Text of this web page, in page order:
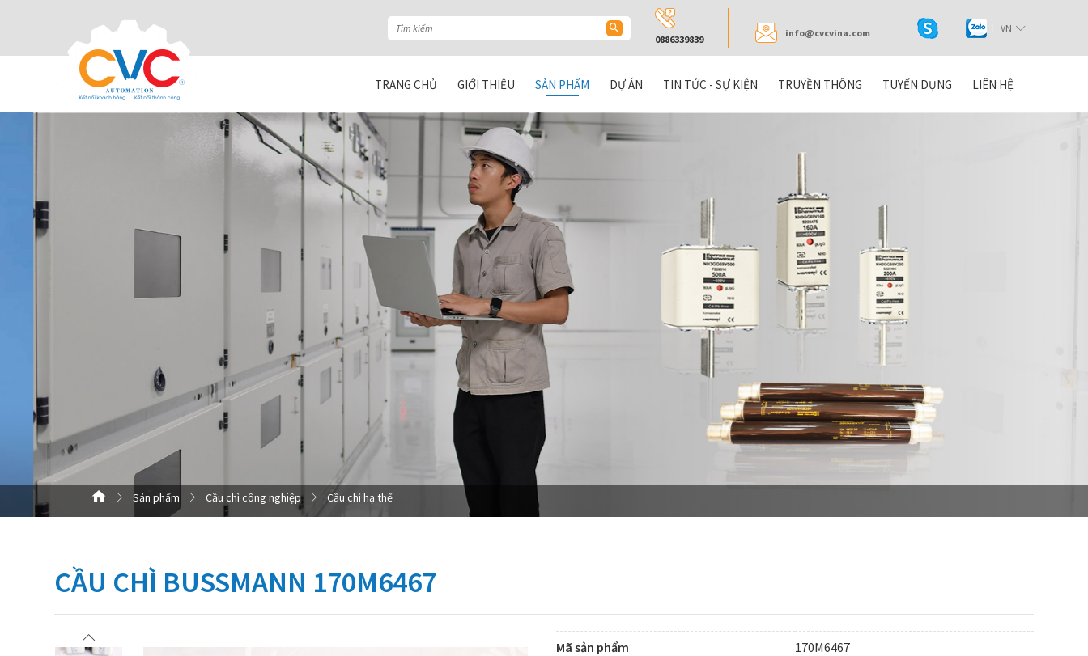
0886339839
info@cvcvina.com VN
TRANG CHỦ GIỚI THIỆU SẢN PHẨM DỰ ÁN TIN TỨC - SỰ KIỆN TRUYỀN THÔNG TUYỂN DỤNG LIÊN HỆ
Sản phẩm Cầu chì công nghiệp Cầu chì hạ thế
CẦU CHÌ BUSSMANN 170M6467
Mã sản phẩm
170M6467